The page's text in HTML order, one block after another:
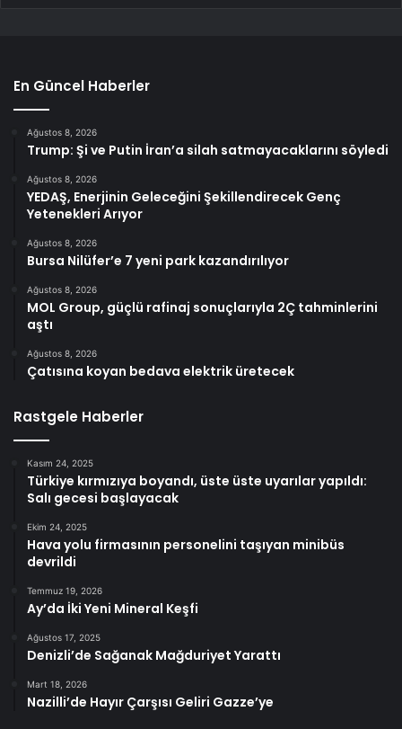
En Güncel Haberler
Ağustos 8, 2026
Trump: Şi ve Putin İran’a silah satmayacaklarını söyledi
Ağustos 8, 2026
YEDAŞ, Enerjinin Geleceğini Şekillendirecek Genç
Yetenekleri Arıyor
Ağustos 8, 2026
Bursa Nilüfer’e 7 yeni park kazandırılıyor
Ağustos 8, 2026
MOL Group, güçlü rafinaj sonuçlarıyla 2Ç tahminlerini
aştı
Ağustos 8, 2026
Çatısına koyan bedava elektrik üretecek
Rastgele Haberler
Kasım 24, 2025
Türkiye kırmızıya boyandı, üste üste uyarılar yapıldı:
Salı gecesi başlayacak
Ekim 24, 2025
Hava yolu firmasının personelini taşıyan minibüs
devrildi
Temmuz 19, 2026
Ay’da İki Yeni Mineral Keşfi
Ağustos 17, 2025
Denizli’de Sağanak Mağduriyet Yarattı
Mart 18, 2026
Nazilli’de Hayır Çarşısı Geliri Gazze’ye